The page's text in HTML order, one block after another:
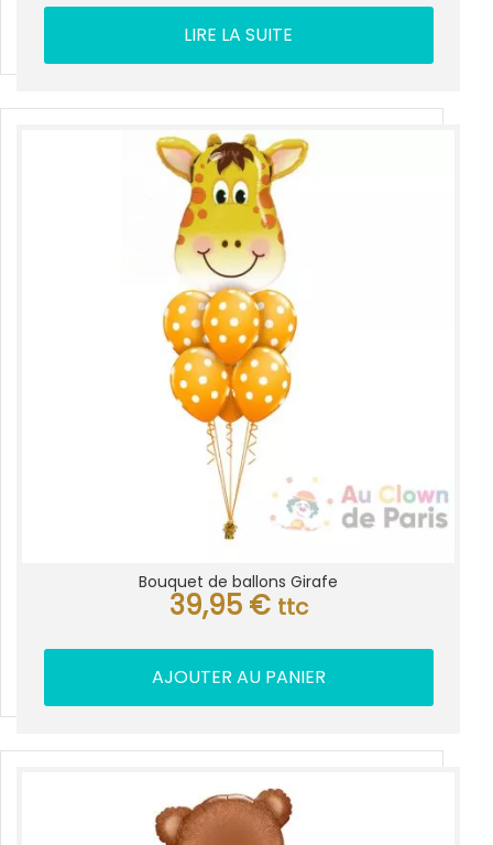
LIRE LA SUITE
Bouquet de ballons Girafe
39,95 € ttc
AJOUTER AU PANIER